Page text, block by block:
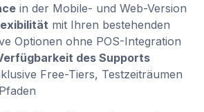
in der Mobile- und Web-Version
mit Ihren bestehenden
Optionen ohne POS-Integration
des Supports
Free-Tiers, Testzeiträumen